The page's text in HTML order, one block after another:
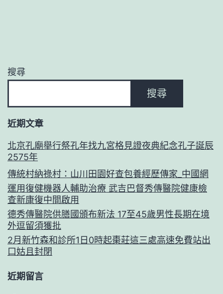
搜尋
搜尋
近期文章
北京孔廟舉行祭孔年找九宮格見證夜典紀念孔子誕辰
2575年
傳統村納祿村：山川田園好查包養經歷傳家_中國網
運用復健機器人輔助治療 武吉巴督秀傳醫院健康檢
查新康復中間啟用
德秀傳醫院供膳國頒布新法 17至45歲男性長期在境
外逗留須獲批
2月新竹森和診所1日0時起棗莊這三處高速免費站出
口姑且封閉
近期留言